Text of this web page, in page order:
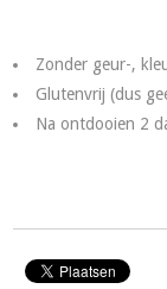
Zonder geur-,
Glutenvrij (dus
Na ontdooien 2